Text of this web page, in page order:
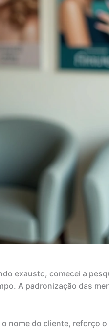
exausto, comecei a
A padronização das
nome do cliente, reforço